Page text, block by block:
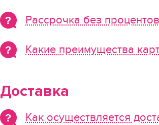
Рассрочка без
Какие преимущества
Доставка
Как осуществляется